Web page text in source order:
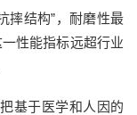
摔结构”，耐磨性最
性能指标远超行业
基于医学和人因的